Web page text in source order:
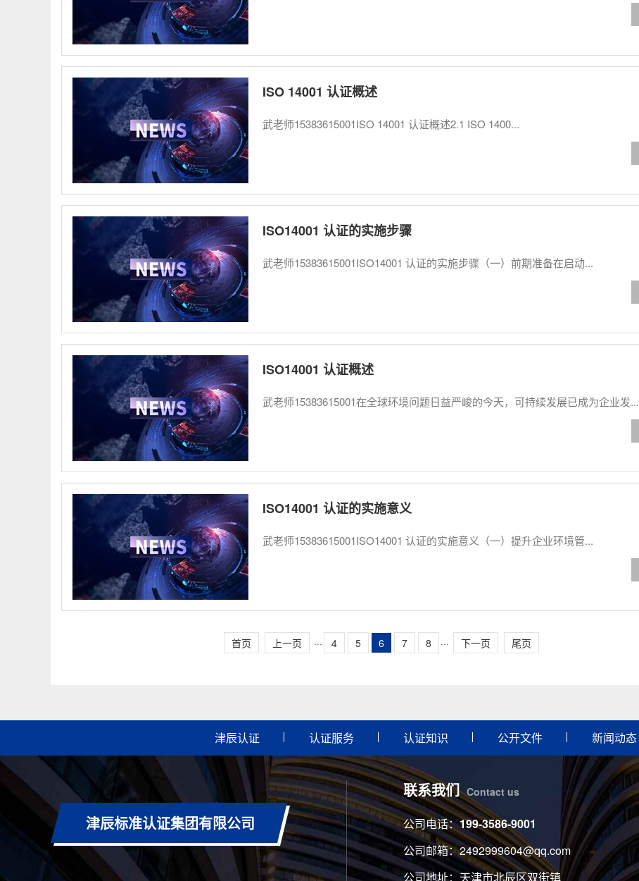
ISO 14001 认证概述
武老师15383615001ISO 14001 认证概述2.1 ISO 1400...
ISO14001 认证的实施步骤
武老师15383615001ISO14001 认证的实施步骤（一）前期准备在启动...
ISO14001 认证概述
武老师15383615001在全球环境问题日益严峻的今天，可持续发展已成为企业发...
ISO14001 认证的实施意义
武老师15383615001ISO14001 认证的实施意义（一）提升企业环境管...
首页 上一页 ··· 4 5 6 7 8 ··· 下一页 尾页
津辰认证 认证服务 认证知识 公开文件 新闻动态
津辰标准认证集团有限公司
联系我们 Contact us
公司电话：199-3586-9001
公司邮箱：2492999604@qq.com
公司地址：天津市北辰区双街镇